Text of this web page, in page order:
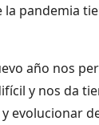
la pandemia
año nos
y nos da
evolucionar